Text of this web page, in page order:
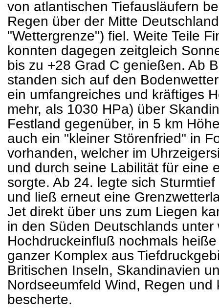
von atlantischen Tiefausläufern
Regen über der Mitte
"Wettergrenze") fiel. Weite Teile
konnten dagegen zeitgleich
bis zu +28 Grad C genießen. Ab
standen sich auf den
ein umfangreiches und kräftiges
mehr, als 1030 HPa) über
Festland gegenüber, in 5 km
auch ein "kleiner Störenfried" in
vorhanden, welcher im
und durch seine Labilität für eine
sorgte. Ab 24. legte sich
und ließ erneut eine
Jet direkt über uns zum Liegen
in den Süden Deutschlands
Hochdruckeinfluß nochmals
ganzer Komplex aus
Britischen Inseln, Skandinavien
Nordseeumfeld Wind, Regen und
bescherte.